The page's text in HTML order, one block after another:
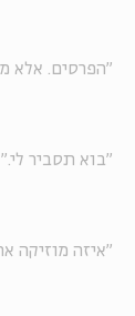
"הפרסים. אלא
"בוא תסביר
"איזה מוזיקה